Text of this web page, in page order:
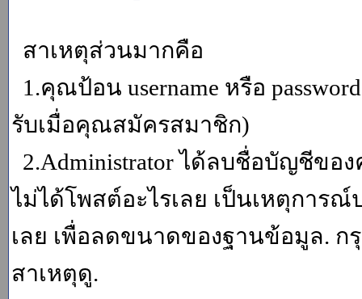
สาเหตุส่วนมากคือ
1.คุณป้อน username หรือ
รับเมื่อคุณสมัครสมาชิก)
2.Administrator ได้ลบชื่อบัญชีขอ
ไม่ได้โพสต์อะไรเลย เป็นเหตุการ
เลย เพื่อลดขนาดของฐานข้อมูล.
สาเหตุดู.